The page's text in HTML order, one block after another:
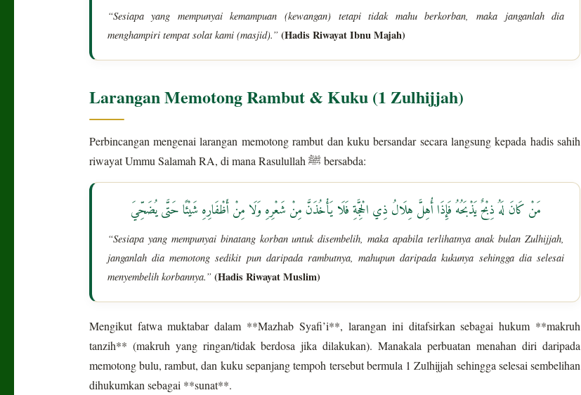
“Sesiapa yang mempunyai kemampuan (kewangan) tetapi tidak mahu berkorban, maka janganlah dia
menghampiri tempat solat kami (masjid).” (Hadis Riwayat Ibnu Majah)
Larangan Memotong Rambut & Kuku (1 Zulhijjah)
Perbincangan mengenai larangan memotong rambut dan kuku bersandar secara langsung kepada hadis sahih
riwayat Ummu Salamah RA, di mana Rasulullah ﷺ bersabda:
مَنْ كَانَ لَهُ ذِبْحٌ يَذْبَحُهُ فَإِذَا أُهِلَّ هِلَالُ ذِي الْحِجَّةِ فَلَا يَأْخُذَنَّ مِنْ شَعْرِهِ وَلَا مِنْ أَظْفَارِهِ شَيْئًا حَتَّى يُضَحِّيَ
“Sesiapa yang mempunyai binatang korban untuk disembelih, maka apabila terlihatnya anak bulan Zulhijjah,
janganlah dia memotong sedikit pun daripada rambutnya, mahupun daripada kukunya sehingga dia selesai
menyembelih korbannya.” (Hadis Riwayat Muslim)
Mengikut fatwa muktabar dalam **Mazhab Syafi’i**, larangan ini ditafsirkan sebagai hukum **makruh
tanzih** (makruh yang ringan/tidak berdosa jika dilakukan). Manakala perbuatan menahan diri daripada
memotong bulu, rambut, dan kuku sepanjang tempoh tersebut bermula 1 Zulhijjah sehingga selesai sembelihan
dihukumkan sebagai **sunat**.